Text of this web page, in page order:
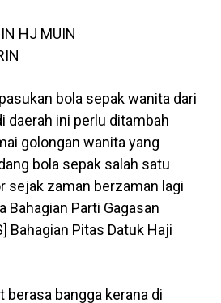
HJ MUIN
bola sepak wanita dari
daerah ini perlu ditambah
golongan wanita yang
bola sepak salah satu
sejak zaman berzaman lagi
Bahagian Parti Gagasan
Bahagian Pitas Datuk Haji
berasa bangga kerana di